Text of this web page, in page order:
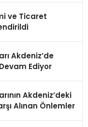
ve Ticaret
Akdeniz’de
Ediyor
Akdeniz’deki
Alınan Önlemler